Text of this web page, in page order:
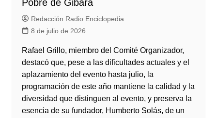
Pobre de Gibara
Redacción Radio Enciclopedia
8 de julio de 2026
Rafael Grillo, miembro del Comité Organizador,
destacó que, pese a las dificultades actuales y el
aplazamiento del evento hasta julio, la
programación de este año mantiene la calidad y la
diversidad que distinguen al evento, y preserva la
esencia de su fundador, Humberto Solás, de un